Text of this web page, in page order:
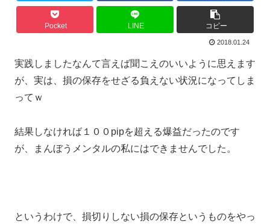
Pocket LINE コピー
2018.01.24
実践しましたなんて言えば聞こえのいいように思えます
が、実は、損の保存をせざる負えない状況になってしま
ってｗ
結果しなければ１００pipを超える爆益だったのです
が、まんぼうメンタルの私にはできませんでした。
というわけで、損切りしない損の保存というものをやっ